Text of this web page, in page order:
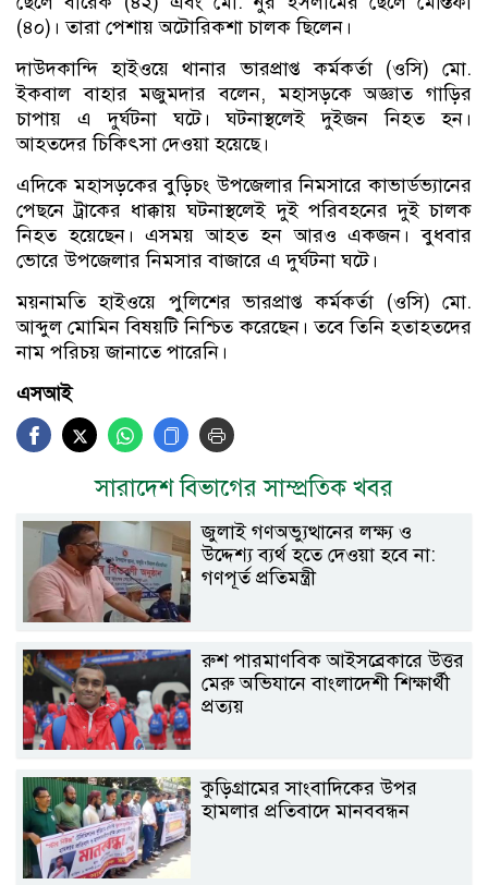
(৪০)। তারা পেশায় অটোরিকশা চালক ছিলেন।
দাউদকান্দি হাইওয়ে থানার ভারপ্রাপ্ত কর্মকর্তা (ওসি) মো.
ইকবাল বাহার মজুমদার বলেন, মহাসড়কে অজ্ঞাত গাড়ির
চাপায় এ দুর্ঘটনা ঘটে। ঘটনাস্থলেই দুইজন নিহত হন।
আহতদের চিকিৎসা দেওয়া হয়েছে।
এদিকে মহাসড়কের বুড়িচং উপজেলার নিমসারে কাভার্ডভ্যানের
পেছনে ট্রাকের ধাক্কায় ঘটনাস্থলেই দুই পরিবহনের দুই চালক
নিহত হয়েছেন। এসময় আহত হন আরও একজন। বুধবার
ভোরে উপজেলার নিমসার বাজারে এ দুর্ঘটনা ঘটে।
ময়নামতি হাইওয়ে পুলিশের ভারপ্রাপ্ত কর্মকর্তা (ওসি) মো.
আব্দুল মোমিন বিষয়টি নিশ্চিত করেছেন। তবে তিনি হতাহতদের
নাম পরিচয় জানাতে পারেনি।
এসআই
সারাদেশ বিভাগের সাম্প্রতিক খবর
জুলাই গণঅভ্যুত্থানের লক্ষ্য ও
উদ্দেশ্য ব্যর্থ হতে দেওয়া হবে না:
গণপূর্ত প্রতিমন্ত্রী
রুশ পারমাণবিক আইসব্রেকারে উত্তর
মেরু অভিযানে বাংলাদেশী শিক্ষার্থী
প্রত্যয়
কুড়িগ্রামের সাংবাদিকের উপর
হামলার প্রতিবাদে মানববন্ধন